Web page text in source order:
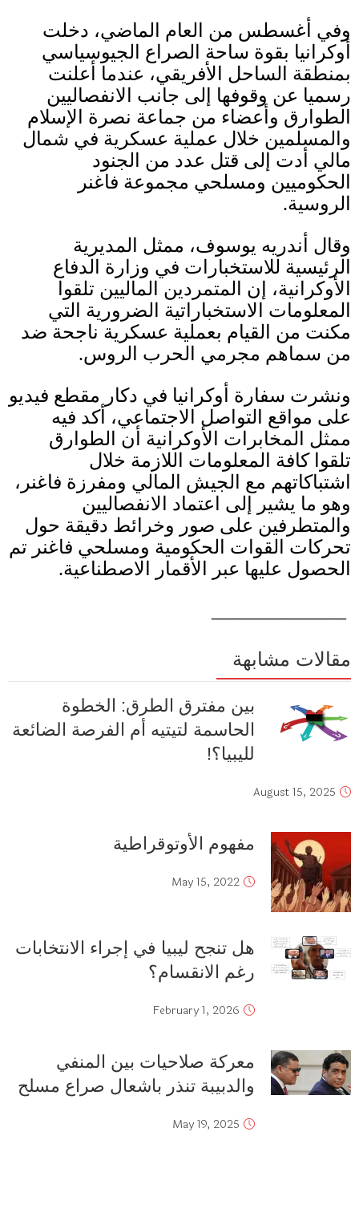
وفي أغسطس من العام الماضي، دخلت
أوكرانيا بقوة ساحة الصراع الجيوسياسي
بمنطقة الساحل الأفريقي، عندما أعلنت
رسميا عن وقوفها إلى جانب الانفصاليين
الطوارق وأعضاء من جماعة نصرة الإسلام
والمسلمين خلال عملية عسكرية في شمال
مالي أدت إلى قتل عدد من الجنود
الحكوميين ومسلحي مجموعة فاغنر
الروسية.
وقال أندريه يوسوف، ممثل المديرية
الرئيسية للاستخبارات في وزارة الدفاع
الأوكرانية، إن المتمردين الماليين تلقوا
المعلومات الاستخباراتية الضرورية التي
مكنت من القيام بعملية عسكرية ناجحة ضد
من سماهم مجرمي الحرب الروس.
ونشرت سفارة أوكرانيا في دكار مقطع فيديو
على مواقع التواصل الاجتماعي، أكد فيه
ممثل المخابرات الأوكرانية أن الطوارق
تلقوا كافة المعلومات اللازمة خلال
اشتباكاتهم مع الجيش المالي ومفرزة فاغنر،
وهو ما يشير إلى اعتماد الانفصاليين
والمتطرفين على صور وخرائط دقيقة حول
تحركات القوات الحكومية ومسلحي فاغنر تم
الحصول عليها عبر الأقمار الاصطناعية.
مقالات مشابهة
بين مفترق الطرق: الخطوة
الحاسمة لتيتيه أم الفرصة الضائعة
لليبيا؟!
August 15, 2025
مفهوم الأوتوقراطية
May 15, 2022
هل تنجح ليبيا في إجراء الانتخابات
رغم الانقسام؟
February 1, 2026
معركة صلاحيات بين المنفي
والدبيبة تنذر باشعال صراع مسلح
May 19, 2025